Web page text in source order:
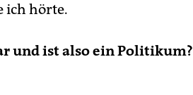
ich hörte.
und ist also ein Politikum?